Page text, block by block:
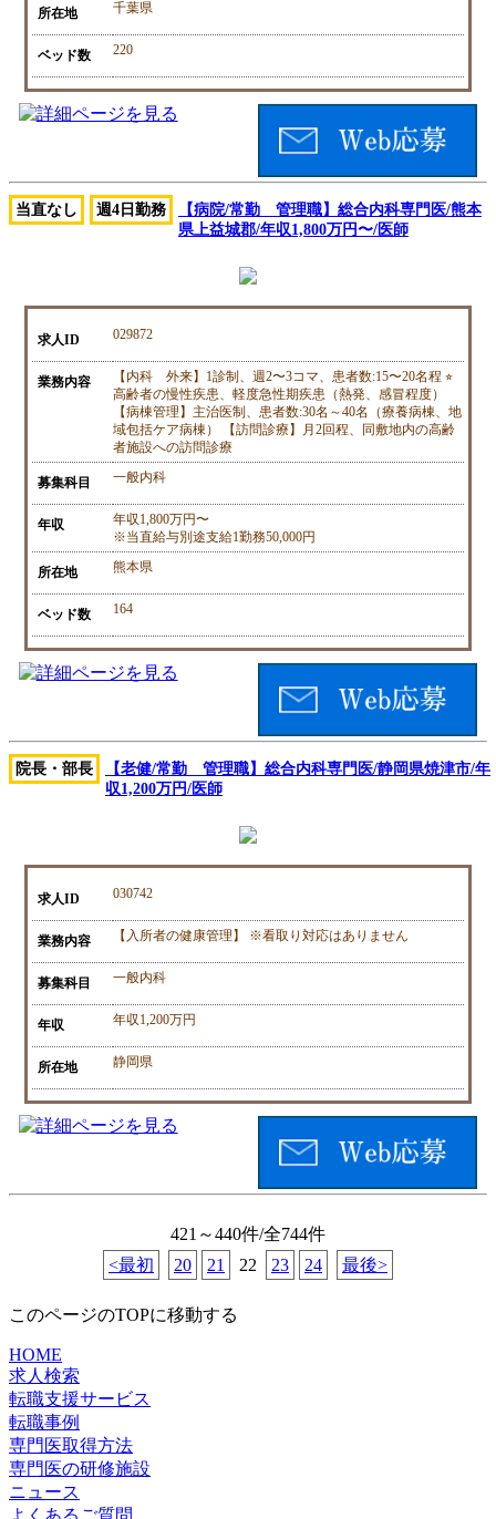
所在地 千葉県
ベッド数 220
当直なし 週4日勤務
【病院/常勤 管理職】総合内科専門医/熊本
県上益城郡/年収1,800万円〜/医師
求人ID 029872
業務内容
【内科 外来】1診制、週2〜3コマ、患者数:15〜20名程 ⭐︎
高齢者の慢性疾患、軽度急性期疾患（熱発、感冒程度）
【病棟管理】主治医制、患者数:30名～40名（療養病棟、地
域包括ケア病棟） 【訪問診療】月2回程、同敷地内の高齢
者施設への訪問診療
募集科目 一般内科
年収
年収1,800万円〜
※当直給与別途支給1勤務50,000円
所在地 熊本県
ベッド数 164
院長・部長
【老健/常勤 管理職】総合内科専門医/静岡県焼津市/年
収1,200万円/医師
求人ID 030742
業務内容 【入所者の健康管理】 ※看取り対応はありません
募集科目 一般内科
年収 年収1,200万円
所在地 静岡県
421～440件/全744件
<最初
20 21 22 23 24 最後>
このページのTOPに移動する
HOME
求人検索
転職支援サービス
転職事例
専門医取得方法
専門医の研修施設
ニュース
よくあるご質問